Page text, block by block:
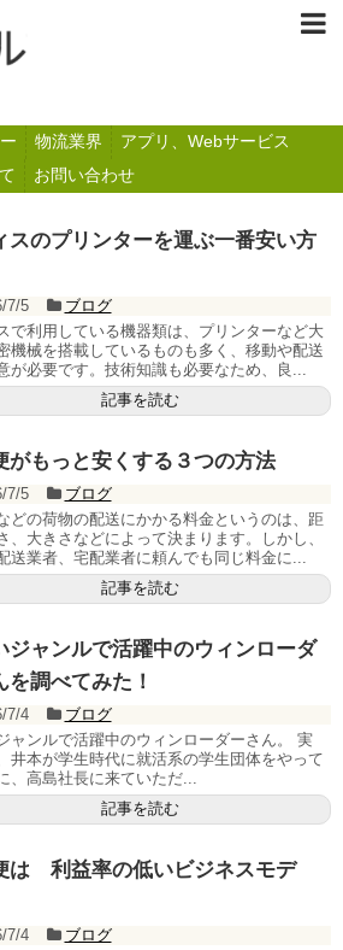
物流業界
アプリ、Webサービス
お問い合わせ
スのプリンターを運ぶ一番安い方
7/5
ブログ
で利用している機器類は、プリンターなど大
機械を搭載しているものも多く、移動や配送
が必要です。技術知識も必要なため、良...
記事を読む
がもっと安くする３つの方法
7/5
ブログ
どの荷物の配送にかかる料金というのは、距
、大きさなどによって決まります。しかし、
送業者、宅配業者に頼んでも同じ料金に...
記事を読む
ジャンルで活躍中のウィンローダ
を調べてみた！
7/4
ブログ
ャンルで活躍中のウィンローダーさん。 実
井本が学生時代に就活系の学生団体をやって
、高島社長に来ていただ...
記事を読む
は 利益率の低いビジネスモデ
7/4
ブログ